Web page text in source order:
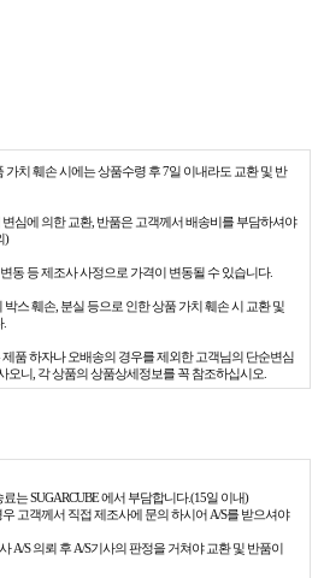
가치 훼손 시에는 상품수령 후 7일 이내라도 교환 및 반
심에 의한 교환, 반품은 고객께서 배송비를 부담하셔야
)
동 등 제조사 사정으로 가격이 변동될 수 있습니다.
스 훼손, 분실 등으로 인한 상품 가치 훼손 시 교환 및
품 하자나 오배송의 경우를 제외한 고객님의 단순변심
오니, 각 상품의 상품상세정보를 꼭 참조하십시오.
는 SUGARCUBE 에서 부담합니다.(15일 이내)
고객께서 직접 제조사에 문의 하시어 A/S를 받으셔야
A/S 의뢰 후 A/S기사의 판정을 거쳐야 교환 및 반품이